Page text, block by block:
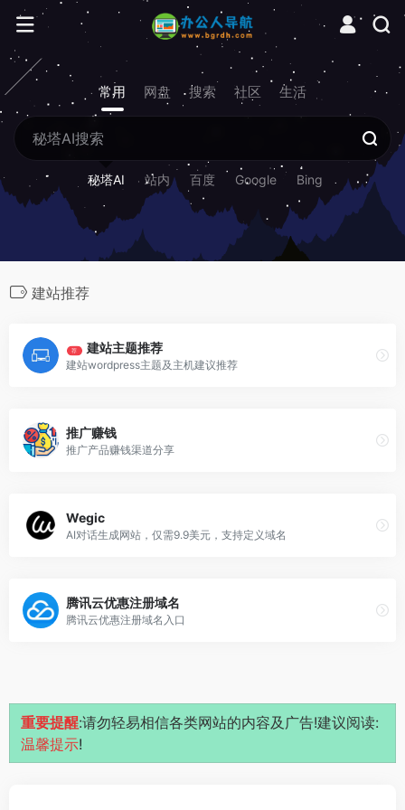
常用 网盘 搜索 社区 生活
秘塔AI 站内 百度 Google Bing
建站推荐
荐 建站主题推荐
建站wordpress主题及主机建议推荐
推广赚钱
推广产品赚钱渠道分享
Wegic
AI对话生成网站，仅需9.9美元，支持定义域名
腾讯云优惠注册域名
腾讯云优惠注册域名入口
重要提醒:请勿轻易相信各类网站的内容及广告!建议阅读:
温馨提示!